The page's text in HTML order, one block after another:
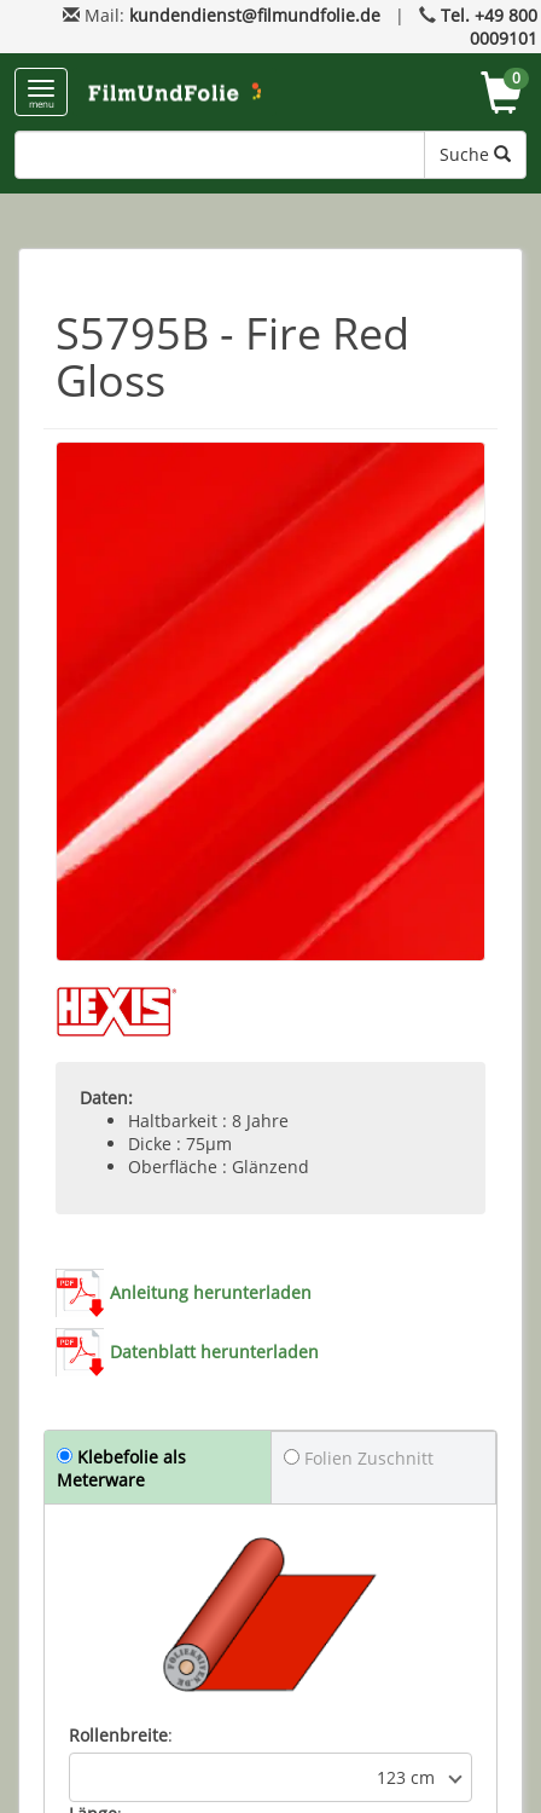
Mail: kundendienst@filmundfolie.de |
Tel. +49 800
0009101
menu
Suche
0
S5795B - Fire Red
Gloss
Daten:
Haltbarkeit : 8 Jahre
Dicke : 75µm
Oberfläche : Glänzend
Anleitung herunterladen
Datenblatt herunterladen
Klebefolie als
Meterware
Folien Zuschnitt
Rollenbreite:
123 cm